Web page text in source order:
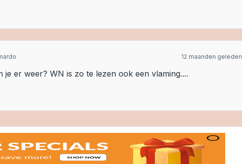
12 maanden geleden
je er weer? WN is zo te lezen ook een vlaming....